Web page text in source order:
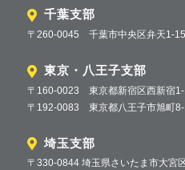
千葉支部
〒260-0045 千葉市中央区弁天1-
東京・八王子支部
〒160-0023 東京都新宿区西新宿
〒192-0083 東京都八王子市旭町
埼玉支部
〒330-0844 埼玉県さいたま市大宮